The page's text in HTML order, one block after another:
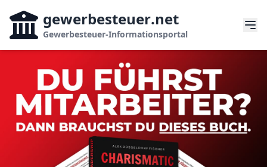
gewerbesteuer.net
Gewerbesteuer-Informationsportal